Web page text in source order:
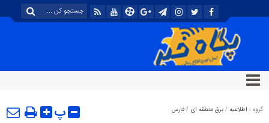
گروه : اطلاعیه / برق منطقه ای / فارس پ